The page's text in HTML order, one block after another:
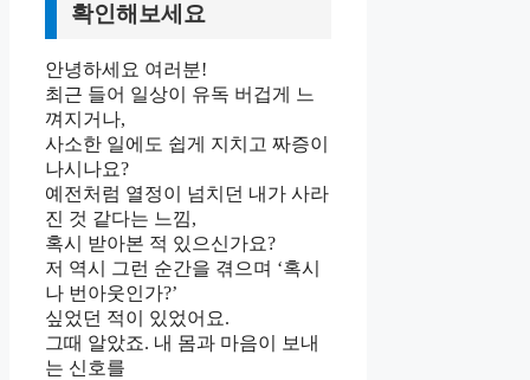
확인해보세요
안녕하세요 여러분!
최근 들어 일상이 유독 버겁게 느
껴지거나,
사소한 일에도 쉽게 지치고 짜증이
나시나요?
예전처럼 열정이 넘치던 내가 사라
진 것 같다는 느낌,
혹시 받아본 적 있으신가요?
저 역시 그런 순간을 겪으며 ‘혹시
나 번아웃인가?’
싶었던 적이 있었어요.
그때 알았죠. 내 몸과 마음이 보내
는 신호를